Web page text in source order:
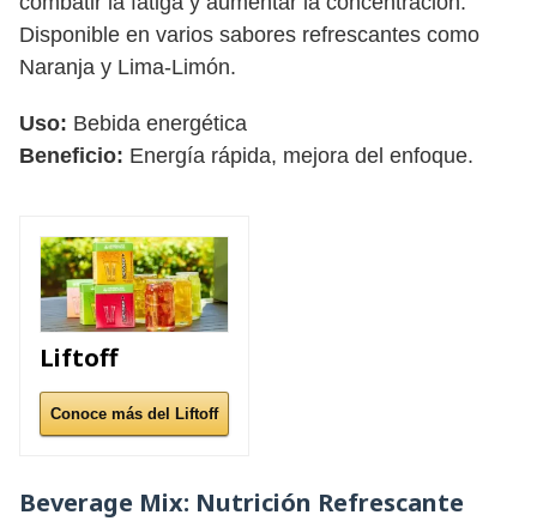
Disponible en varios sabores refrescantes como
Naranja y Lima-Limón.
Uso: Bebida energética
Beneficio: Energía rápida, mejora del enfoque.
Liftoff
Conoce más del Liftoff
Beverage Mix: Nutrición Refrescante